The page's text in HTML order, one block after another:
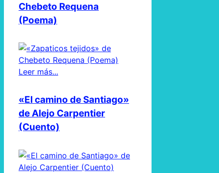
Chebeto Requena
(Poema)
Leer más...
«El camino de Santiago»
de Alejo Carpentier
(Cuento)